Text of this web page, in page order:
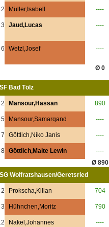
2 Müller,Isabell ----
3 Jaud,Lucas ----
6 Wetzl,Josef ----
Ø 0
SF Bad Tölz
2 Mansour,Hassan 890
5 Mansour,Samarqand ----
7 Göttlich,Niko Janis ----
8 Göttlich,Malte Lewin
----
Ø 890
SG Wolfratshausen/Geretsried
2 Prokscha,Kilian 704
3 Hühnchen,Moritz 790
Nakel,Johannes ----